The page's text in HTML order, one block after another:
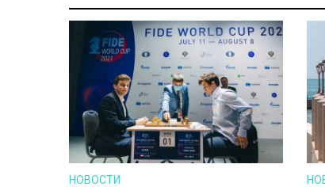
НОВОСТИ